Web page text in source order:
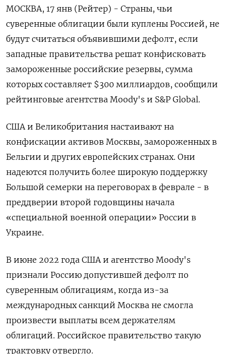
МОСКВА, 17 янв (Рейтер) - Страны, чьи
суверенные облигации были куплены Россией, не
будут считаться объявившими дефолт, если
западные правительства решат конфисковать
замороженные российские резервы, сумма
которых составляет $300 миллиардов, сообщили
рейтинговые агентства Moody's и S&P Global.
США и Великобритания настаивают на
конфискации активов Москвы, замороженных в
Бельгии и других европейских странах. Они
надеются получить более широкую поддержку
Большой семерки на переговорах в феврале - в
преддверии второй годовщины начала
«специальной военной операции» России в
Украине.
В июне 2022 года США и агентство Moody's
признали Россию допустившей дефолт по
суверенным облигациям, когда из-за
международных санкций Москва не смогла
произвести выплаты всем держателям
облигаций. Российское правительство такую
трактовку отвергло.